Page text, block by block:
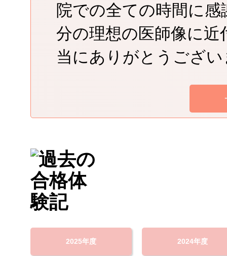
院での全ての時間に
分の理想の医師像に
当にありがとうござ
2025年度 2024年度